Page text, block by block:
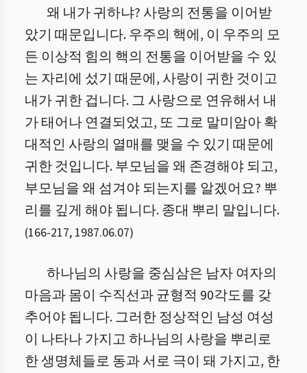
왜 내가 귀하냐? 사랑의 전통을 이어받
았기 때문입니다. 우주의 핵에, 이 우주의 모
든 이상적 힘의 핵의 전통을 이어받을 수 있
는 자리에 섰기 때문에, 사랑이 귀한 것이고
내가 귀한 겁니다. 그 사랑으로 연유해서 내
가 태어나 연결되었고, 또 그로 말미암아 확
대적인 사랑의 열매를 맺을 수 있기 때문에
귀한 것입니다. 부모님을 왜 존경해야 되고,
부모님을 왜 섬겨야 되는지를 알겠어요? 뿌
리를 깊게 해야 됩니다. 종대 뿌리 말입니다.
(166-217, 1987.06.07)
하나님의 사랑을 중심삼은 남자 여자의
마음과 몸이 수직선과 균형적 90각도를 갖
추어야 됩니다. 그러한 정상적인 남성 여성
이 나타나 가지고 하나님의 사랑을 뿌리로
한 생명체들로 동과 서로 극이 돼 가지고, 한